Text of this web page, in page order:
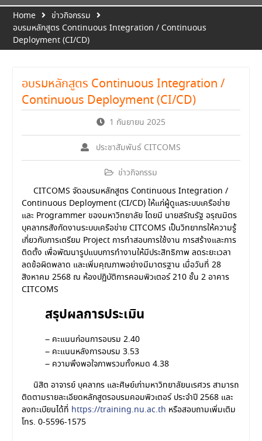
Home
ข่าวกิจกรรม
อบรมหลักสูตร Continuous Integration / Continuous
Deployment (CI/CD)
อบรมหลักสูตร Continuous Integration /
Continuous Deployment (CI/CD)
1 กันยายน 2025
ประชาสัมพันธ์ CITCOMS
ข่าวกิจกรรม
CITCOMS จัดอบรมหลักสูตร Continuous Integration /
Continuous Deployment (CI/CD) ให้แก่ผู้ดูแลระบบเครือข่าย
และ Programmer ของมหาวิทยาลัย โดยมี นายสรัณรัฐ อรุณมิตร
บุคลากรสังกัดงานระบบเครือข่าย CITCOMS เป็นวิทยากรให้ความรู้
เกี่ยวกับการเตรียม Project การทำสอบการใช้งาน การสร้างและการ
ติดตั้ง เพื่อพัฒนารูปแบบการทำงานให้มีประสิทธิภาพ ลดระยะเวลา
ลดข้อผิดพลาด และเพิ่มคุณภาพอย่างมีมาตรฐาน เมื่อวันที่ 28
สิงหาคม 2568 ณ ห้องปฏิบัติการคอมพิวเตอร์ 210 ชั้น 2 อาคาร
CITCOMS
สรุปผลการประเมิน
– คะแนนก่อนการอบรม 2.40
– คะแนนหลังการอบรม 3.53
– ความพึงพอใจภาพรวมทั้งหมด 4.38
นิสิต อาจารย์ บุคลากร และศิษย์เก่ามหาวิทยาลัยนเรศวร สามารถ
ติดตามรายละเอียดหลักสูตรอบรมคอมพิวเตอร์ ประจำปี 2568 และ
ลงทะเบียนได้ที่ https://training.nu.ac.th หรือสอบถามเพิ่มเติม
โทร. 0-5596-1575